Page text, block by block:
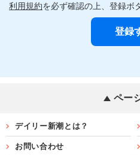
利用規約を必ず確認の上、登録ボ
ペー
デイリー新潮とは？
お問い合わせ